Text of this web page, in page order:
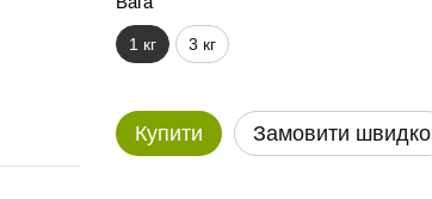
1 кг 3 кг
Купити Замовити швидко